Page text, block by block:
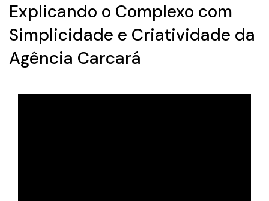
Explicando o Complexo com
Simplicidade e Criatividade da
Agência Carcará